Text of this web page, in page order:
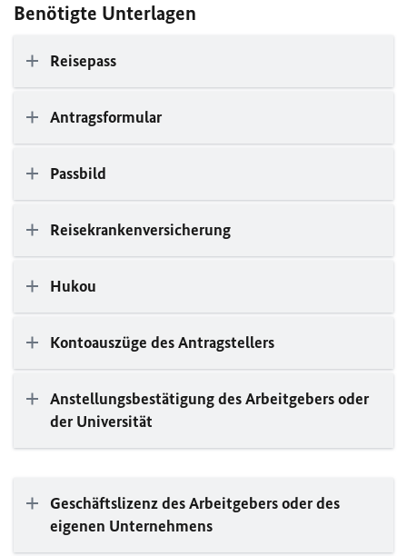
Benötigte Unterlagen
Reisepass
Antragsformular
Passbild
Reisekrankenversicherung
Hukou
Kontoauszüge des Antragstellers
Anstellungsbestätigung des Arbeitgebers oder
der Universität
Geschäftslizenz des Arbeitgebers oder des
eigenen Unternehmens